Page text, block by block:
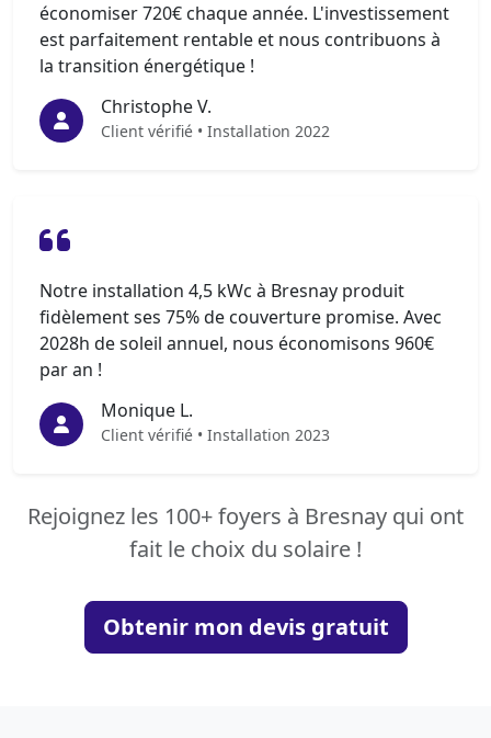
économiser 720€ chaque année. L'investissement
est parfaitement rentable et nous contribuons à
la transition énergétique !
Christophe V.
Client vérifié • Installation 2022
Notre installation 4,5 kWc à Bresnay produit
fidèlement ses 75% de couverture promise. Avec
2028h de soleil annuel, nous économisons 960€
par an !
Monique L.
Client vérifié • Installation 2023
Rejoignez les 100+ foyers à Bresnay qui ont
fait le choix du solaire !
Obtenir mon devis gratuit